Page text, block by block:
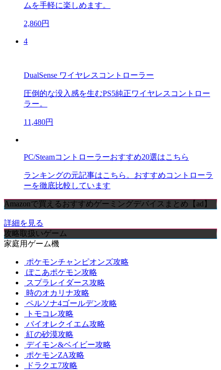
ムを手軽に楽しめます。
2,860円
4
DualSense ワイヤレスコントローラー
圧倒的な没入感を生むPS5純正ワイヤレスコントロー
ラー。
11,480円
PC/Steamコントローラーおすすめ20選はこちら
ランキングの元記事はこちら。おすすめコントローラ
ーを徹底比較しています
Amazonで買えるおすすめゲーミングデバイスまとめ【ad】
詳細を見る
攻略取扱いゲーム
家庭用ゲーム機
ポケモンチャンピオンズ攻略
ぽこあポケモン攻略
スプラレイダース攻略
時のオカリナ攻略
ペルソナ4ゴールデン攻略
トモコレ攻略
バイオレクイエム攻略
紅の砂漠攻略
デイモン&ベイビー攻略
ポケモンZA攻略
ドラクエ7攻略